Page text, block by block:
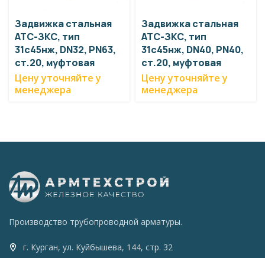
Задвижка стальная
АТС-ЗКС, тип
31с45нж, DN32, PN63,
ст.20, муфтовая
Цену уточняйте у
менеджера
Задвижка стальная
АТС-ЗКС, тип
31с45нж, DN40, PN40,
ст.20, муфтовая
Цену уточняйте у
менеджера
Производство трубопроводной арматуры.
г. Курган, ул. Куйбышева, 144, стр. 32